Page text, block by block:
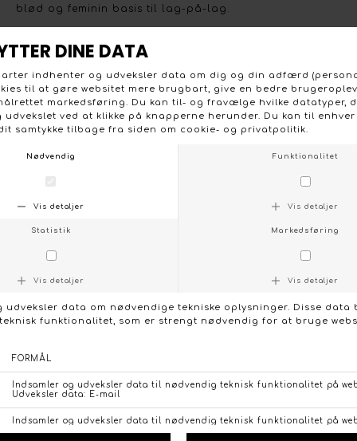
blød og feminin basis til lag-på-lag.
Designet er i mesh med små tone-i-tone prikker, hvilket
giver en luftig, let transparent følelse uden at virke rå.
Kvaliteten på 95 % polyester og 5 % elastan sikrer
behagelig stretch, så den sidder let til uden at stramme.
Stemningen er rolig og elegant, velegnet både til
afslappede hverdagslooks og til mere festlige
- Farve: Lyseblå
- Vaskeanvisning: Vask ved 30 grader
prikker, let transparent
- Pasform: Almindelig pasform med let stretch
- Stylingtip: Brug over en enkel top eller under en blazer
for et feminint, luftigt look
KONTAKT OS
FØLG OS PÅ:FACEBOOK/INSTAGRAM